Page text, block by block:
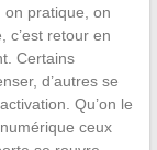
on pratique, on
c’est retour en
Certains
d’autres se
Qu’on le
ceux